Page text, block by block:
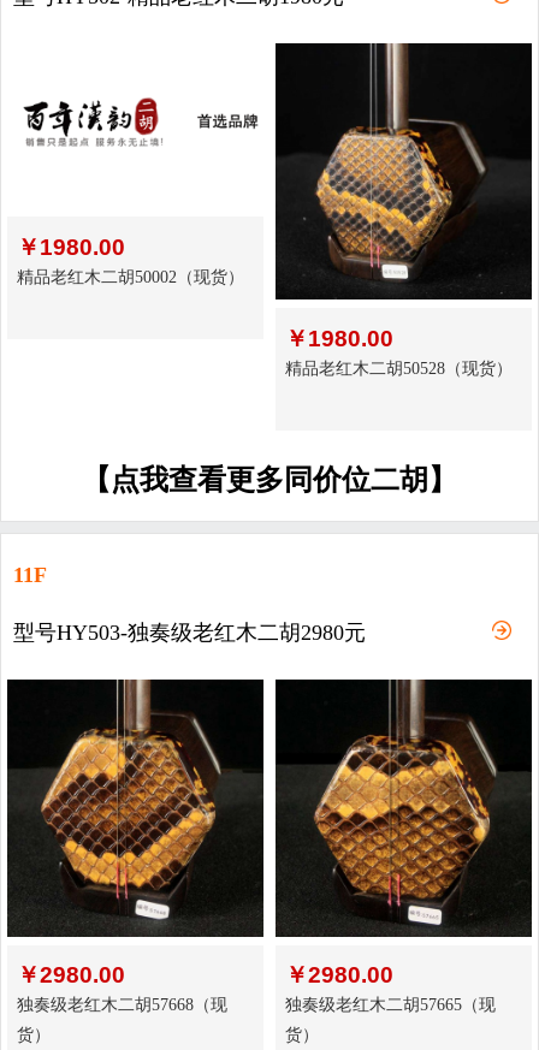
￥1980.00
精品老红木二胡50002（现货）
￥1980.00
精品老红木二胡50528（现货）
【点我查看更多同价位二胡】
11F
型号HY503-独奏级老红木二胡2980元
￥2980.00
独奏级老红木二胡57668（现
货）
￥2980.00
独奏级老红木二胡57665（现
货）